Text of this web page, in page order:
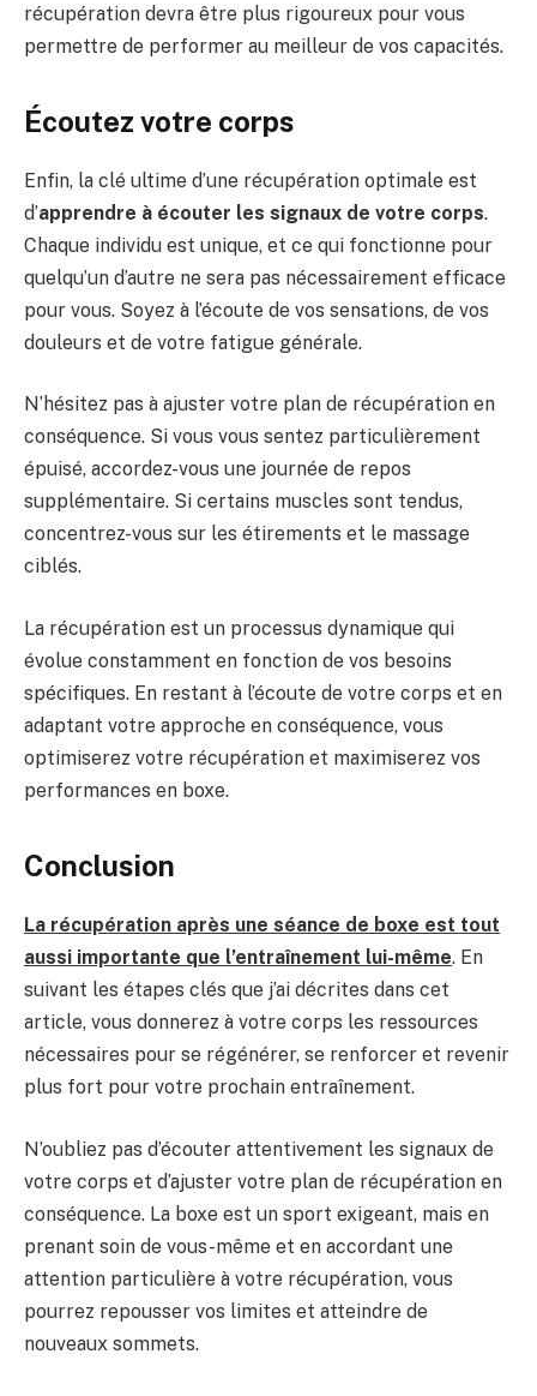
récupération devra être plus rigoureux pour vous
permettre de performer au meilleur de vos capacités.
Écoutez votre corps
Enfin, la clé ultime d’une récupération optimale est
d’apprendre à écouter les signaux de votre corps.
Chaque individu est unique, et ce qui fonctionne pour
quelqu’un d’autre ne sera pas nécessairement efficace
pour vous. Soyez à l’écoute de vos sensations, de vos
douleurs et de votre fatigue générale.
N’hésitez pas à ajuster votre plan de récupération en
conséquence. Si vous vous sentez particulièrement
épuisé, accordez-vous une journée de repos
supplémentaire. Si certains muscles sont tendus,
concentrez-vous sur les étirements et le massage
ciblés.
La récupération est un processus dynamique qui
évolue constamment en fonction de vos besoins
spécifiques. En restant à l’écoute de votre corps et en
adaptant votre approche en conséquence, vous
optimiserez votre récupération et maximiserez vos
performances en boxe.
Conclusion
La récupération après une séance de boxe est tout
aussi importante que l’entraînement lui-même. En
suivant les étapes clés que j’ai décrites dans cet
article, vous donnerez à votre corps les ressources
nécessaires pour se régénérer, se renforcer et revenir
plus fort pour votre prochain entraînement.
N’oubliez pas d’écouter attentivement les signaux de
votre corps et d’ajuster votre plan de récupération en
conséquence. La boxe est un sport exigeant, mais en
prenant soin de vous-même et en accordant une
attention particulière à votre récupération, vous
pourrez repousser vos limites et atteindre de
nouveaux sommets.